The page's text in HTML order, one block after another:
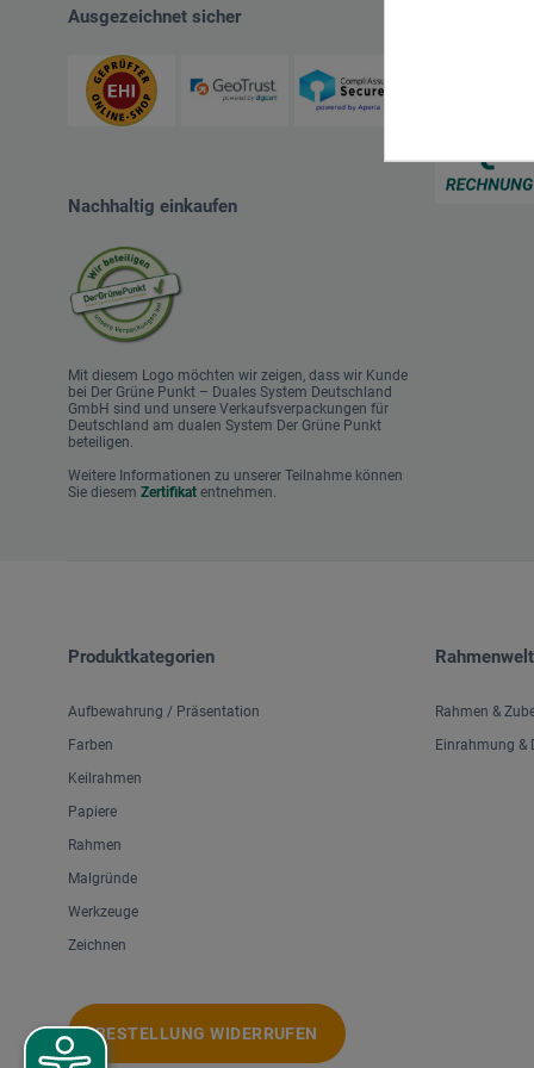
Ausgezeichnet sicher
Nachhaltig einkaufen
Mit diesem Logo möchten wir zeigen, dass wir Kunde
bei Der Grüne Punkt – Duales System Deutschland
GmbH sind und unsere Verkaufsverpackungen für
Deutschland am dualen System Der Grüne Punkt
beteiligen.
Weitere Informationen zu unserer Teilnahme können
Sie diesem Zertifikat entnehmen.
Produktkategorien
Aufbewahrung / Präsentation
Farben
Keilrahmen
Papiere
Rahmen
Malgründe
Werkzeuge
Zeichnen
BESTELLUNG WIDERRUFEN
Rahmenwelt
Rahmen &
Einrahmung &